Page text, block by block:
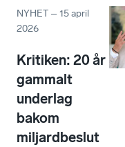
NYHET –15 april
2026
Kritiken: 20 år
gammalt
underlag
bakom
miljardbeslut